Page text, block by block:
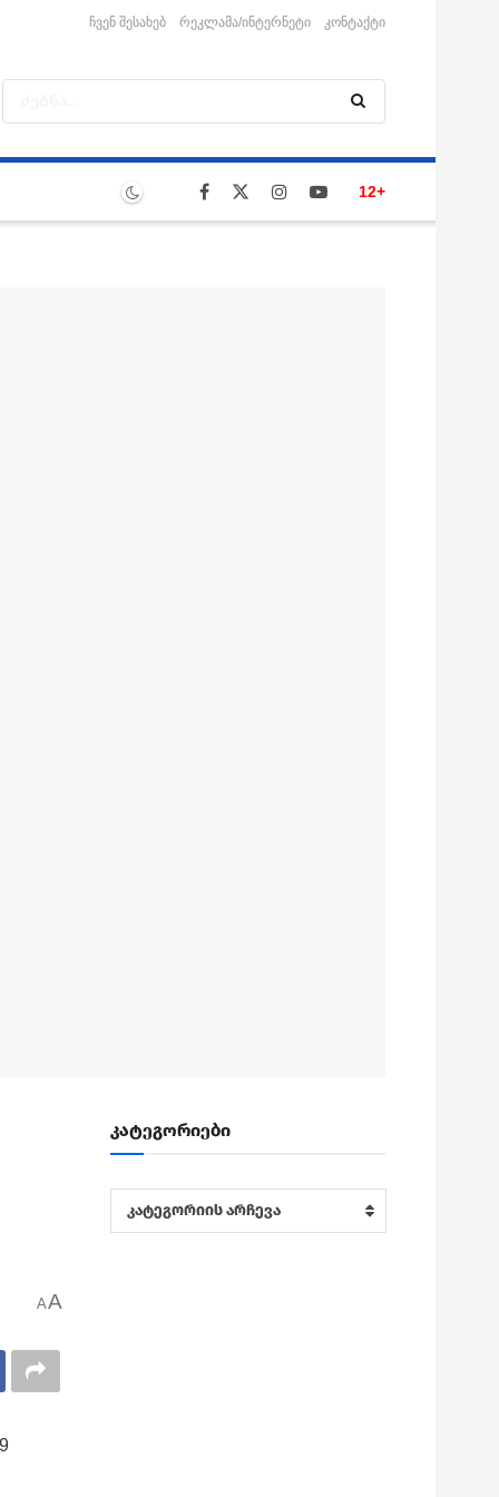
ჩვენ შესახებ რეკლამა/ინტერნეტი კონტაქტი
12+
AA
კატეგორიები
კატეგორიები
კატეგორიის არჩევა